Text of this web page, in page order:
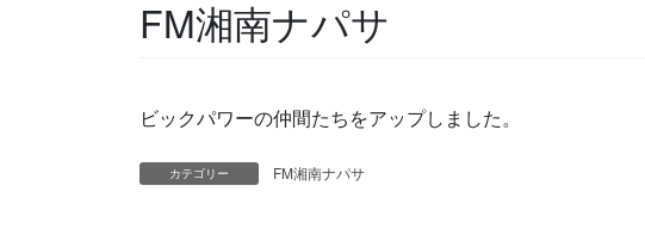
FM湘南ナパサ
ビックパワーの仲間たちをアップしました。
カテゴリー FM湘南ナパサ